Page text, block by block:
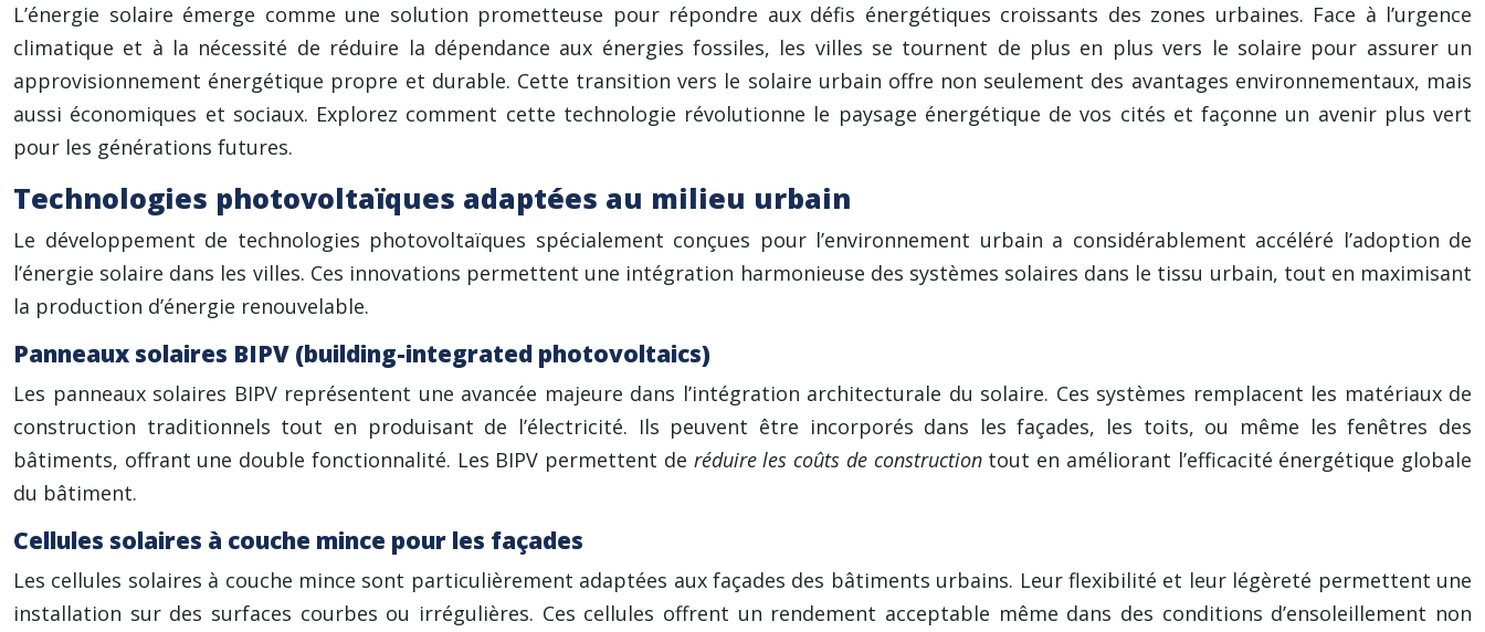
L’énergie solaire émerge comme une solution prometteuse pour répondre aux défis énergétiques croissants des zones urbaines. Face à l’urgence
climatique et à la nécessité de réduire la dépendance aux énergies fossiles, les villes se tournent de plus en plus vers le solaire pour assurer un
approvisionnement énergétique propre et durable. Cette transition vers le solaire urbain offre non seulement des avantages environnementaux, mais
aussi économiques et sociaux. Explorez comment cette technologie révolutionne le paysage énergétique de vos cités et façonne un avenir plus vert
pour les générations futures.
Technologies photovoltaïques adaptées au milieu urbain
Le développement de technologies photovoltaïques spécialement conçues pour l’environnement urbain a considérablement accéléré l’adoption de
l’énergie solaire dans les villes. Ces innovations permettent une intégration harmonieuse des systèmes solaires dans le tissu urbain, tout en maximisant
la production d’énergie renouvelable.
Panneaux solaires BIPV (building-integrated photovoltaics)
Les panneaux solaires BIPV représentent une avancée majeure dans l’intégration architecturale du solaire. Ces systèmes remplacent les matériaux de
construction traditionnels tout en produisant de l’électricité. Ils peuvent être incorporés dans les façades, les toits, ou même les fenêtres des
bâtiments, offrant une double fonctionnalité. Les BIPV permettent de réduire les coûts de constructiontout en améliorant l’efficacité énergétique globale
du bâtiment.
Cellules solaires à couche mince pour les façades
Les cellules solaires à couche mince sont particulièrement adaptées aux façades des bâtiments urbains. Leur flexibilité et leur légèreté permettent une
installation sur des surfaces courbes ou irrégulières. Ces cellules offrent un rendement acceptable même dans des conditions d’ensoleillement non